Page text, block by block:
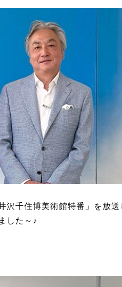
沢千住博美術館特番」を放送
した～♪